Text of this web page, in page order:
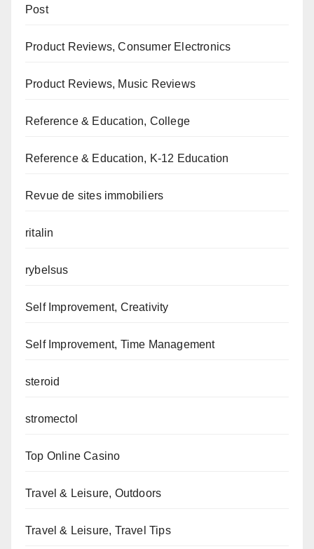
Post
Product Reviews, Consumer Electronics
Product Reviews, Music Reviews
Reference & Education, College
Reference & Education, K-12 Education
Revue de sites immobiliers
ritalin
rybelsus
Self Improvement, Creativity
Self Improvement, Time Management
steroid
stromectol
Top Online Casino
Travel & Leisure, Outdoors
Travel & Leisure, Travel Tips